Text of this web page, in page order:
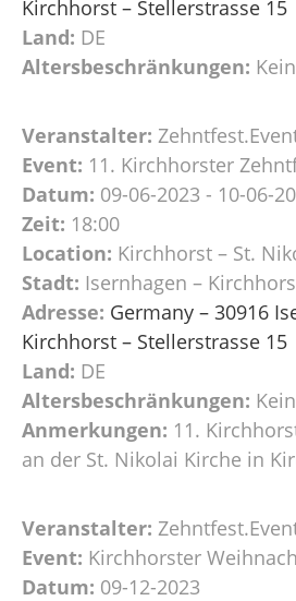
Kirchhorst – Stellerstrasse 15
Land: DE
Altersbeschränkungen:
Veranstalter:
Event: 11. Kirchhorster
Datum: 09-06-2023 - 10-06-
Zeit: 18:00
Location: Kirchhorst – St.
Stadt: Isernhagen –
Adresse: Germany – 30916
Kirchhorst – Stellerstrasse 15
Land: DE
Altersbeschränkungen:
Anmerkungen: 11.
an der St. Nikolai Kirche in
Veranstalter:
Event: Kirchhorster
Datum: 09-12-2023